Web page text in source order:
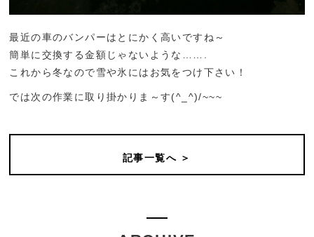
最近の車のバンパーはとにかく高いですね～
簡単に交換する金額じゃないような…….
これから冬なので雪や氷にはお気をつけ下さい！
では次の作業に取り掛かりま～す(^_^)/~~~
記事一覧へ ＞